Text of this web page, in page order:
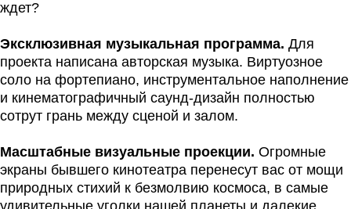
ждет?
Эксклюзивная музыкальная программа. Для
проекта написана авторская музыка. Виртуозное
соло на фортепиано, инструментальное наполнение
и кинематографичный саунд-дизайн полностью
сотрут грань между сценой и залом.
Масштабные визуальные проекции. Огромные
экраны бывшего кинотеатра перенесут вас от мощи
природных стихий к безмолвию космоса, в самые